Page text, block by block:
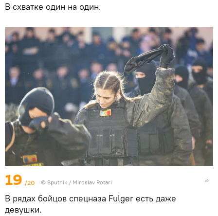
В схватке один на один.
19 /20 © Sputnik / Miroslav Rotari
В рядах бойцов спецназа Fulger есть даже
девушки.